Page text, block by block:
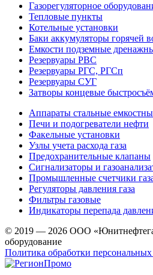
Газорегуляторное
Тепловые пункты
Котельные установки
Баки аккумуляторы горячей
Емкости подземные
Резервуары РВС
Резервуары РГС, РГСп
Резервуары СУГ
Затворы концевые
Аппараты стальные
Печи и подогреватели нефти
Факельные установки
Узлы учета расхода газа
Предохранительные клапаны
Сигнализаторы и
Промышленные счетчики
Регуляторы давления газа
Фильтры газовые
Индикаторы перепада
© 2019 — 2026 ООО
оборудование
Политика обработки